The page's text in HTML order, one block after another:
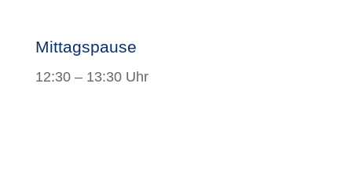
Mittagspause
12:30 – 13:30 Uhr